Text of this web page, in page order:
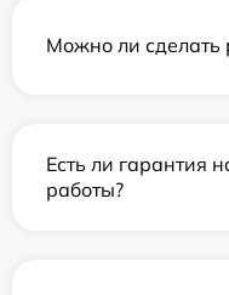
Можно ли сделать
Есть ли гарантия
работы?